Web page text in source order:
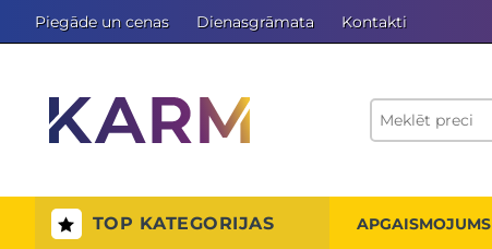
Piegāde un cenas Dienasgrāmata Kontakti
TOP KATEGORIJAS APGAISMOJUMS